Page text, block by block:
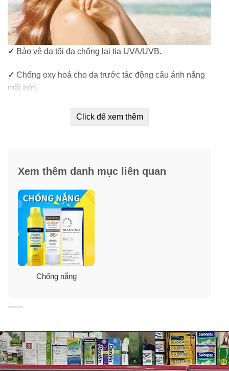
✓ Bảo vệ da tối đa chống lại tia UVA/UVB.
✓ Chống oxy hoá cho da trước tác động cảu ánh nắng
mặt trời.
Chống nắng suốt 80 phút kể cả da dưới nước.
Thành phần kem chống nắng SPF 60
Neutrogena Ultra Sheer Dry-Touch
Sunscreen With Helioplex
Click để xem thêm
Xem thêm danh mục liên quan
Chống nắng